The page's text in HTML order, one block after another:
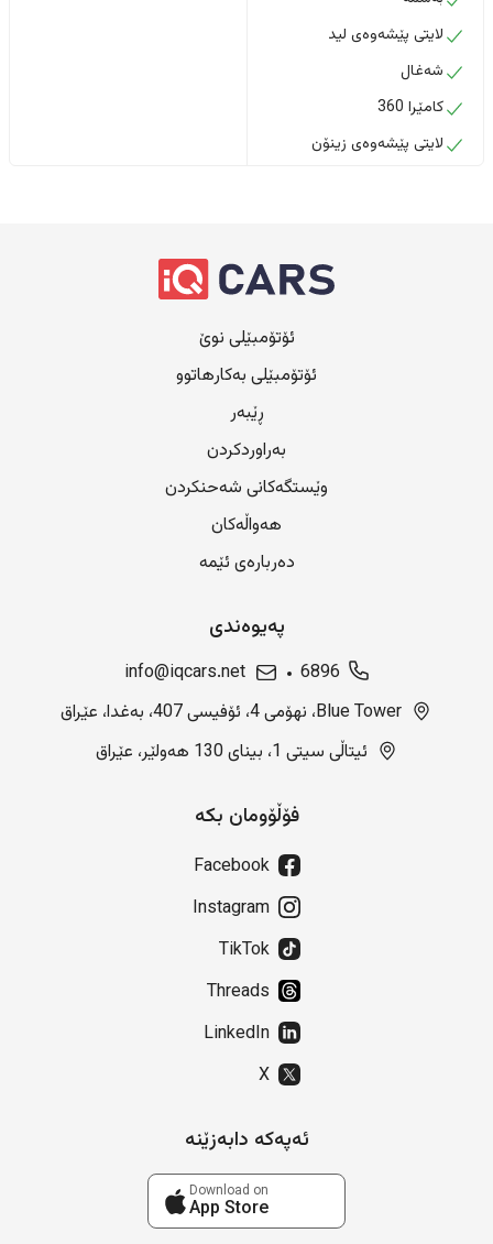
لایتی پێشەوەی لید
شەغال
کامێرا 360
لایتی پێشەوەی زینۆن
ئۆتۆمبێلی نوێ
ئۆتۆمبێلی بەکارهاتوو
ڕێبەر
بەراوردکردن
وێستگەکانی شەحنکردن
هەواڵەکان
دەربارەی ئێمە
پەیوەندی
6896
info@iqcars.net
Blue Tower، نهۆمی 4، ئۆفیسی 407، بەغدا، عێراق
ئیتاڵی سیتی 1، بینای 130 هەولێر، عێراق
فۆڵۆومان بکە
Facebook
Instagram
TikTok
Threads
LinkedIn
X
ئەپەکە دابەزێنە
Download on
App Store